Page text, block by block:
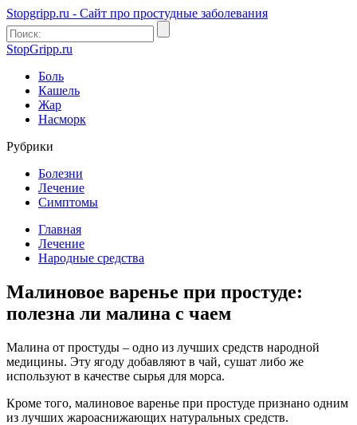
Stopgripp.ru - Cайт про простудные заболевания
StopGripp.ru
Боль
Кашель
Жар
Насморк
Рубрики
Болезни
Лечение
Симптомы
Главная
Лечение
Народные средства
Малиновое варенье при простуде:
полезна ли малина с чаем
Малина от простуды – одно из лучших средств народной
медицины. Эту ягоду добавляют в чай, сушат либо же
используют в качестве сырья для морса.
Кроме того, малиновое варенье при простуде признано одним
из лучших жароаснижающих натуральных средств.